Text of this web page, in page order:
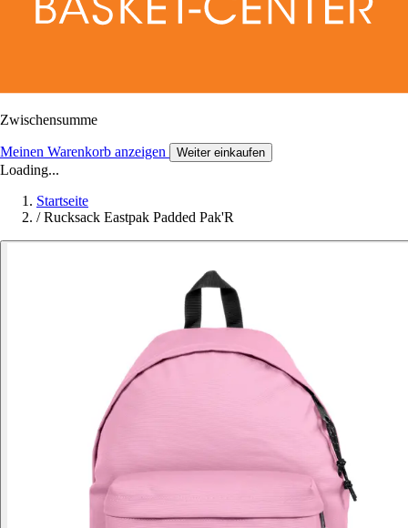
Zwischensumme
Meinen Warenkorb anzeigen Weiter einkaufen
Loading...
Startseite
/ Rucksack Eastpak Padded Pak'R